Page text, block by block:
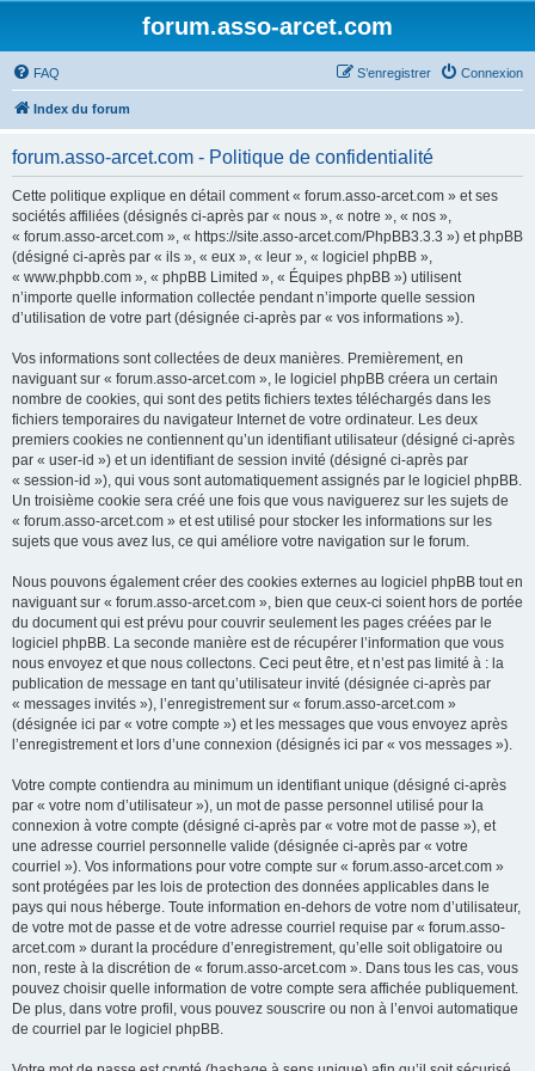
forum.asso-arcet.com
FAQ Connexion
S’enregistrer
Index du forum
forum.asso-arcet.com - Politique de confidentialité
Cette politique explique en détail comment « forum.asso-arcet.com » et ses
sociétés affiliées (désignés ci-après par « nous », « notre », « nos »,
« forum.asso-arcet.com », « https://site.asso-arcet.com/PhpBB3.3.3 ») et phpBB
(désigné ci-après par « ils », « eux », « leur », « logiciel phpBB »,
« www.phpbb.com », « phpBB Limited », « Équipes phpBB ») utilisent
n’importe quelle information collectée pendant n’importe quelle session
d’utilisation de votre part (désignée ci-après par « vos informations »).
Vos informations sont collectées de deux manières. Premièrement, en
naviguant sur « forum.asso-arcet.com », le logiciel phpBB créera un certain
nombre de cookies, qui sont des petits fichiers textes téléchargés dans les
fichiers temporaires du navigateur Internet de votre ordinateur. Les deux
premiers cookies ne contiennent qu’un identifiant utilisateur (désigné ci-après
par « user-id ») et un identifiant de session invité (désigné ci-après par
« session-id »), qui vous sont automatiquement assignés par le logiciel phpBB.
Un troisième cookie sera créé une fois que vous naviguerez sur les sujets de
« forum.asso-arcet.com » et est utilisé pour stocker les informations sur les
sujets que vous avez lus, ce qui améliore votre navigation sur le forum.
Nous pouvons également créer des cookies externes au logiciel phpBB tout en
naviguant sur « forum.asso-arcet.com », bien que ceux-ci soient hors de portée
du document qui est prévu pour couvrir seulement les pages créées par le
logiciel phpBB. La seconde manière est de récupérer l’information que vous
nous envoyez et que nous collectons. Ceci peut être, et n’est pas limité à : la
publication de message en tant qu’utilisateur invité (désignée ci-après par
« messages invités »), l’enregistrement sur « forum.asso-arcet.com »
(désignée ici par « votre compte ») et les messages que vous envoyez après
l’enregistrement et lors d’une connexion (désignés ici par « vos messages »).
Votre compte contiendra au minimum un identifiant unique (désigné ci-après
par « votre nom d’utilisateur »), un mot de passe personnel utilisé pour la
connexion à votre compte (désigné ci-après par « votre mot de passe »), et
une adresse courriel personnelle valide (désignée ci-après par « votre
courriel »). Vos informations pour votre compte sur « forum.asso-arcet.com »
sont protégées par les lois de protection des données applicables dans le
pays qui nous héberge. Toute information en-dehors de votre nom d’utilisateur,
de votre mot de passe et de votre adresse courriel requise par « forum.asso-
arcet.com » durant la procédure d’enregistrement, qu’elle soit obligatoire ou
non, reste à la discrétion de « forum.asso-arcet.com ». Dans tous les cas, vous
pouvez choisir quelle information de votre compte sera affichée publiquement.
De plus, dans votre profil, vous pouvez souscrire ou non à l’envoi automatique
de courriel par le logiciel phpBB.